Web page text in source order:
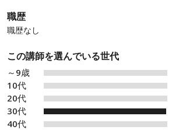
職歴
職歴なし
この講師を選んでいる世代
～9歳
10代
20代
30代
40代